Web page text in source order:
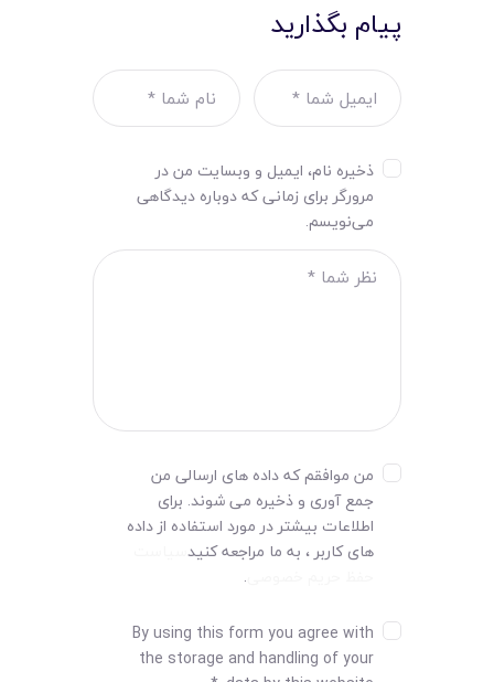
پیام بگذارید
ذخیره نام، ایمیل و وبسایت من در
مرورگر برای زمانی که دوباره دیدگاهی
می‌نویسم.
من موافقم که داده های ارسالی من
جمع آوری و ذخیره می شوند. برای
اطلاعات بیشتر در مورد استفاده از داده
های کاربر ، به ما مراجعه کنید
.
By using this form you agree with
the storage and handling of your